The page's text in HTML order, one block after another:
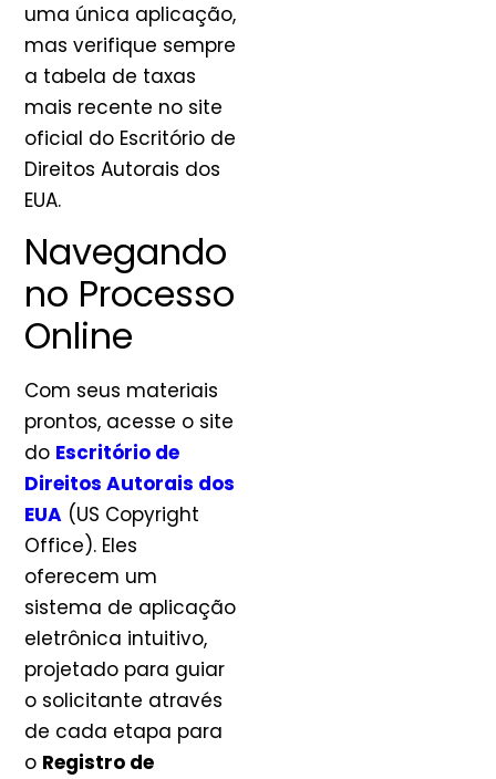
uma única aplicação,
mas verifique sempre
a tabela de taxas
mais recente no site
oficial do Escritório de
Direitos Autorais dos
EUA.
Navegando
no Processo
Online
Com seus materiais
prontos, acesse o site
do Escritório de
Direitos Autorais dos
EUA (US Copyright
Office). Eles
oferecem um
sistema de aplicação
eletrônica intuitivo,
projetado para guiar
o solicitante através
de cada etapa para
o Registro de